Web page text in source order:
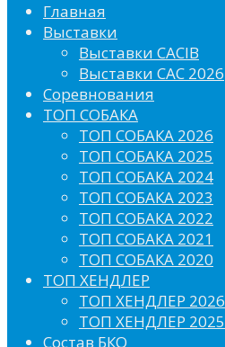
Главная
Выставки
Выставки CACIB
Выставки САС 2026
Соревнования
ТОП СОБАКА
ТОП СОБАКА 2026
ТОП СОБАКА 2025
ТОП СОБАКА 2024
ТОП СОБАКА 2023
ТОП СОБАКА 2022
ТОП СОБАКА 2021
ТОП СОБАКА 2020
ТОП ХЕНДЛЕР
ТОП ХЕНДЛЕР 2026
ТОП ХЕНДЛЕР 2025
Состав БКО